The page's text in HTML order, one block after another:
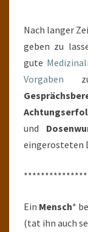
Nach langer
geben zu
gute
Vorgaben
und
eingerosteten
Ein Mensch*
(tat ihn auch